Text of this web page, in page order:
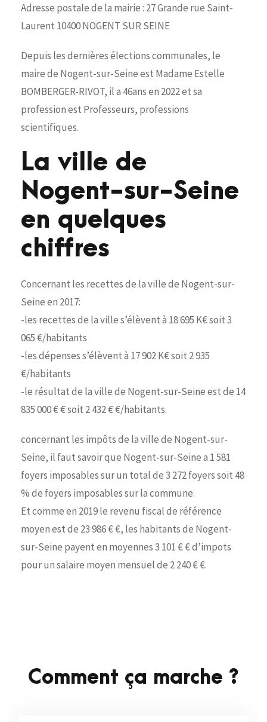
Adresse postale de la mairie : 27 Grande rue Saint-
Laurent 10400 NOGENT SUR SEINE
Depuis les dernières élections communales, le
maire de Nogent-sur-Seine est Madame Estelle
BOMBERGER-RIVOT, il a 46ans en 2022 et sa
profession est Professeurs, professions
scientifiques.
La ville de
Nogent-sur-Seine
en quelques
chiffres
Concernant les recettes de la ville de Nogent-sur-
Seine en 2017:
-les recettes de la ville s’élèvent à 18 695 K€ soit 3
065 €/habitants
-les dépenses s’élèvent à 17 902 K€ soit 2 935
€/habitants
-le résultat de la ville de Nogent-sur-Seine est de 14
835 000 € € soit 2 432 € €/habitants.
concernant les impôts de la ville de Nogent-sur-
Seine, il faut savoir que Nogent-sur-Seine a 1 581
foyers imposables sur un total de 3 272 foyers soit 48
% de foyers imposables sur la commune.
Et comme en 2019 le revenu fiscal de référence
moyen est de 23 986 € €, les habitants de Nogent-
sur-Seine payent en moyennes 3 101 € € d’impots
pour un salaire moyen mensuel de 2 240 € €.
Comment ça marche ?